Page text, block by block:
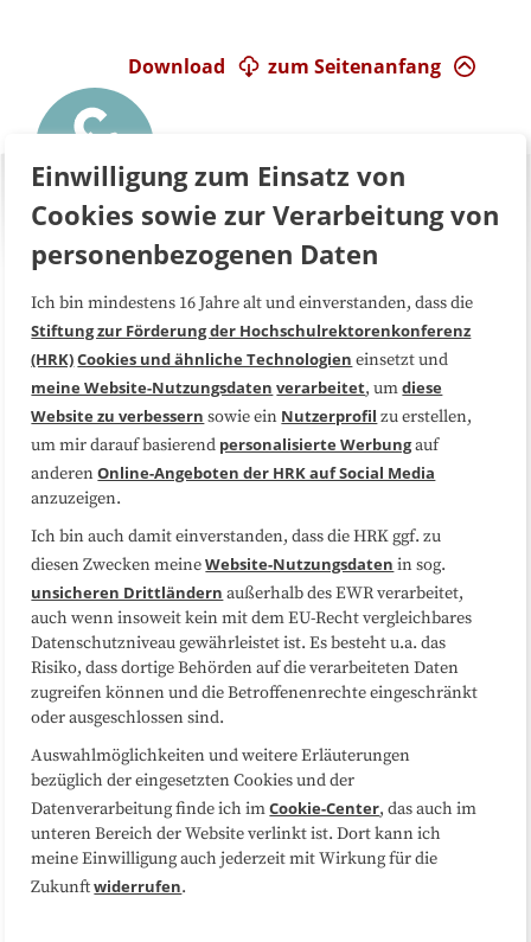
zum Seitenanfang
Download
Über uns FAQ
Medienarbeit Kooperationen
Datenschutzerklärung Impressum
Sitemap
Folgen Sie uns
Einwilligung zum Einsatz von
Cookies sowie zur Verarbeitung von
personenbezogenen Daten
Ich bin mindestens 16 Jahre alt und einverstanden, dass die
Stiftung zur Förderung der Hochschulrektorenkonferenz
(HRK)Cookies und ähnliche Technologien einsetzt und
meine Website-Nutzungsdaten verarbeitet, umdiese
Website zu verbessern sowie ein Nutzerprofil zu erstellen,
um mir darauf basierend personalisierte Werbungauf
anderenOnline-Angeboten der HRK auf Social Media
anzuzeigen.
Ich bin auch damit einverstanden, dass die HRK ggf. zu
diesen Zwecken meineWebsite-Nutzungsdaten in sog.
unsicheren Drittländern außerhalb des EWR verarbeitet,
auch wenn insoweit kein mit dem EU-Recht vergleichbares
Datenschutzniveau gewährleistet ist. Es besteht u.a. das
Risiko, dass dortige Behörden auf die verarbeiteten Daten
zugreifen können und die Betroffenenrechte eingeschränkt
oder ausgeschlossen sind.
Auswahlmöglichkeiten und weitere Erläuterungen
bezüglich der eingesetzten Cookies und der
Datenverarbeitung finde ich imCookie-Center, das auch im
unteren Bereich der Website verlinkt ist. Dort kann ich
meine Einwilligung auch jederzeit mit Wirkung für die
Zukunftwiderrufen.